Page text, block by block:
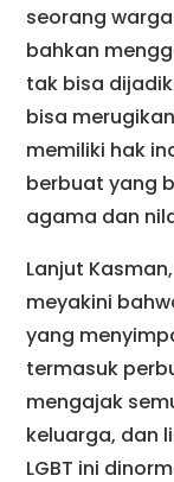
seorang
bahkan
tak bisa
bisa
memiliki hak
berbuat yang
agama dan
Lanjut
meyakini
yang
termasuk
mengajak
keluarga, dan
LGBT ini